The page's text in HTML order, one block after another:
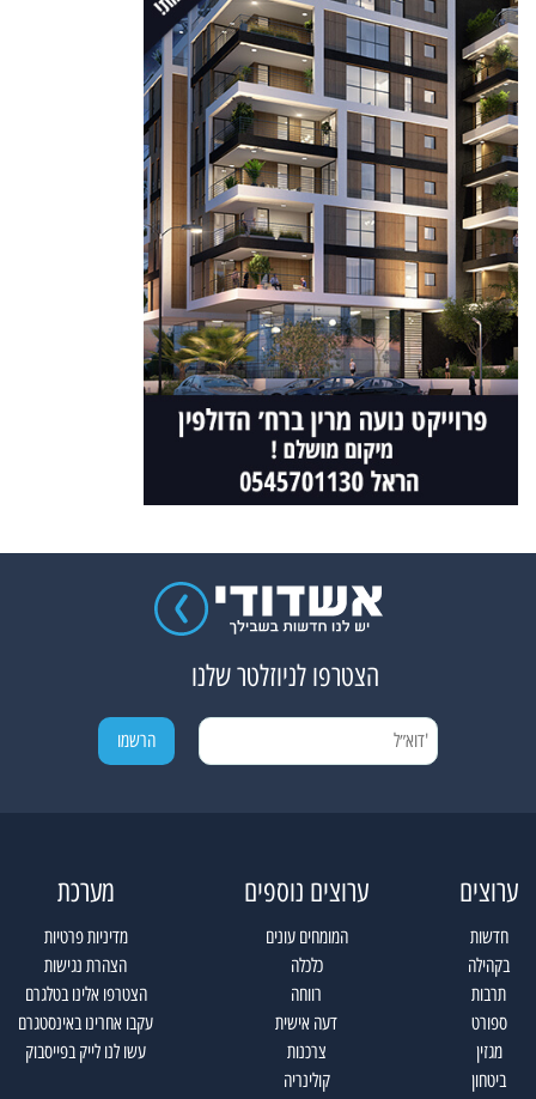
הצטרפו לניוזלטר שלנו
ערוצים
חדשות
בקהילה
תרבות
ספורט
מגזין
ביטחון
ערוצים נוספים
המומחים עונים
כלכלה
רווחה
דעה אישית
צרכנות
קולינריה
מערכת
מדיניות פרטיות
הצהרת נגישות
הצטרפו אלינו בטלגרם
עקבו אחרינו באינסטגרם
עשו לנו לייק בפייסבוק